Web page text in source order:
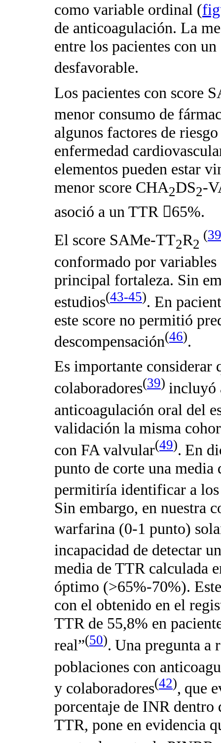
como variable ordinal (
de anticoagulación. La
entre los pacientes con
desfa­vorable.
Los pacientes con score
menor consumo de
algunos factores de
enfermedad
elementos pueden estar
menor score CHA2DS2-
asoció a un TTR 65%.
El score SAMe-TT2R2
(39
conformado por
principal fortaleza. Sin
estudios(43-45). En
este score no permitió
descompensación(46).
Es importante
colaboradores(39) incluyó
anticoagulación oral del
validación la misma
con FA valvular(49). En
punto de corte una
permitiría identificar a los
Sin embargo, en nuestra
warfarina (0-1 punto)
incapacidad de detectar
media de TTR calculada
óptimo (>65%-70%).
con el obtenido en el
TTR de 55,8% en
real”(50). Una pregunta a
poblaciones con
y colaboradores(42), que
porcentaje de INR
TTR, pone en evidencia